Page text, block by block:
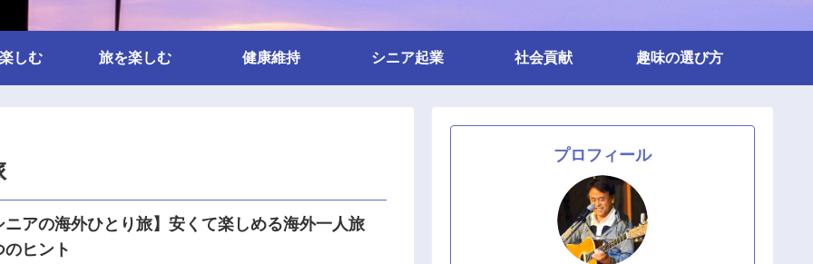
しむ 旅を楽しむ 健康維持 シニア起業 社会貢献 趣味の選び方
ニアの海外ひとり旅】安くて楽しめる海外一人旅
のヒント
プロフィール